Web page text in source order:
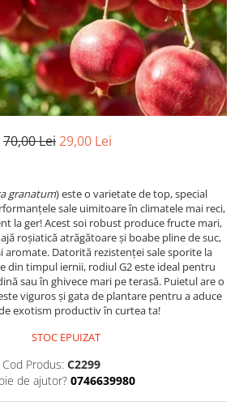
70,00 Lei29,00 Lei
granatum) este o varietate de top, special
sale uimitoare în climatele mai reci,
la ger! Acest soi robust produce fructe mari,
roșiatică atrăgătoare și boabe pline de suc,
aromate. Datorită rezistenței sale sporite la
din timpul iernii, rodiul G2 este ideal pentru
sau în ghivece mari pe terasă. Puietul are o
viguros și gata de plantare pentru a aduce
exotism productiv în curtea ta!
STOC EPUIZAT
Cod Produs: C2299
de ajutor? 0746639980